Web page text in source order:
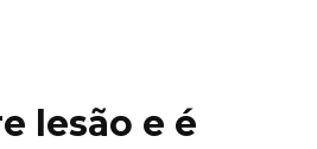
lesão e é